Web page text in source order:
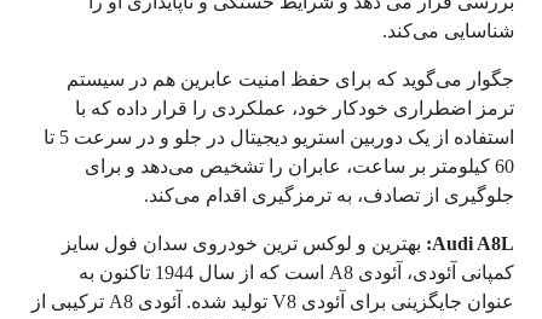
شناسایی می‌کند.
جگوار می‌گوید که برای حفظ امنیت عابرین هم در سیستم
ترمز اضطراری خودکار خود، عملکردی را قرار داده که با
استفاده از یک دوربین استریو دیجیتال در جلو و در سرعت 5 تا
60 کیلومتر بر ساعت، عابران را تشخیص می‌دهد و برای
جلوگیری از تصادف، به ترمزگیری اقدام می‌کند.
Audi A8L:
بهترین و لوکس ترین خودروی سدان فول سایز
کمپانی آئودی، آئودی A8 است که از سال 1944 تاکنون به
عنوان جایگزینی برای آئودی V8 تولید شده. آئودی A8 ترکیبی از